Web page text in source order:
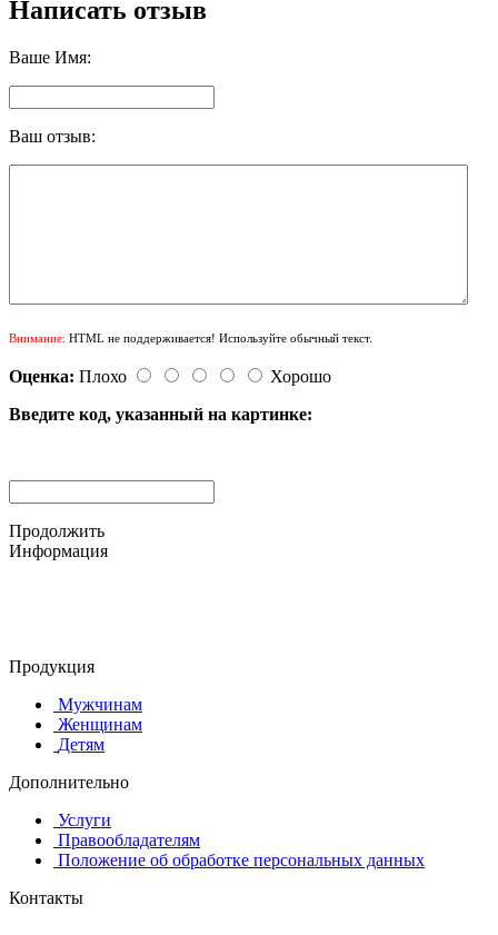
Написать отзыв
Ваше Имя:
Ваш отзыв:
Внимание: HTML не поддерживается! Используйте обычный текст.
Оценка: Плохо
Хорошо
Введите код, указанный на картинке:
Продолжить
Информация
Продукция
Мужчинам
Женщинам
Детям
Дополнительно
Услуги
Правообладателям
Положение об обработке персональных данных
Контакты